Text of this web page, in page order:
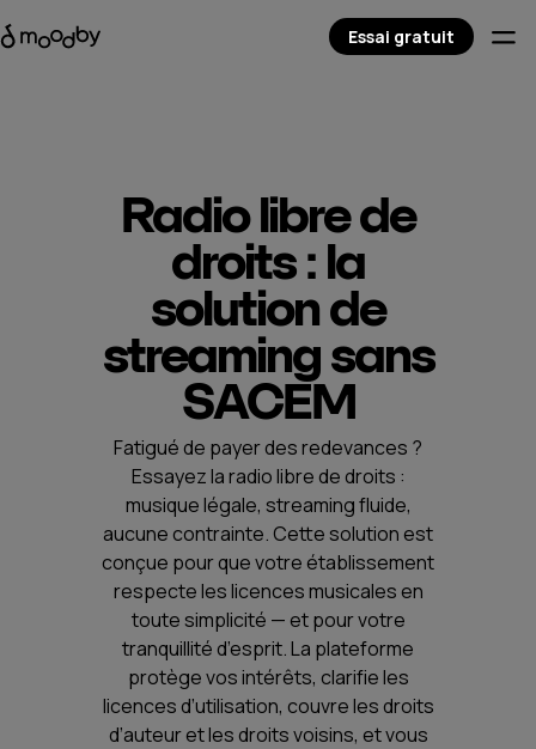
Radio libre de
droits : la
solution de
streaming sans
SACEM
Fatigué de payer des redevances ?
Essayez la radio libre de droits :
musique légale, streaming fluide,
aucune contrainte. Cette solution est
conçue pour que votre établissement
respecte les licences musicales en
toute simplicité — et pour votre
tranquillité d’esprit. La plateforme
protège vos intérêts, clarifie les
licences d’utilisation, couvre les droits
d’auteur et les droits voisins, et vous
Essai gratuit